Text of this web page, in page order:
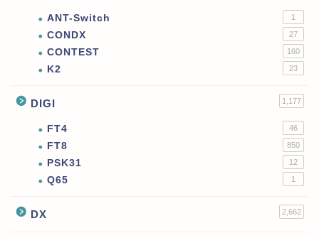
ANT-Switch 1
CONDX 27
CONTEST 160
K2 23
DIGI 1,177
FT4 46
FT8 850
PSK31 12
Q65 1
DX 2,662